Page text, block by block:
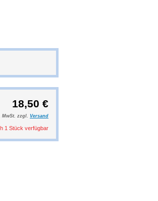
18,50 €
MwSt. zzgl. Versand
1 Stück verfügbar